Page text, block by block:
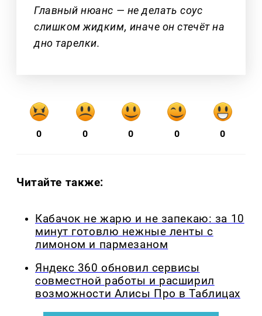
Главный нюанс — не делать соус
слишком жидким, иначе он стечёт на
дно тарелки.
0 0 0 0 0
Читайте также:
Кабачок не жарю и не запекаю: за 10
минут готовлю нежные ленты с
лимоном и пармезаном
Яндекс 360 обновил сервисы
совместной работы и расширил
возможности Алисы Про в Таблицах